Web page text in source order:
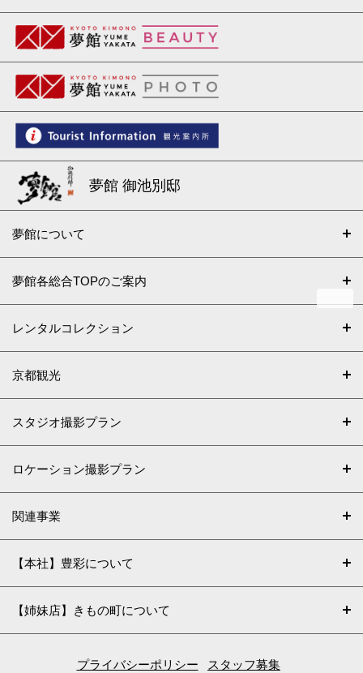
夢館 御池別邸
夢館について
夢館各総合TOPのご案内
レンタルコレクション
京都観光
スタジオ撮影プラン
ロケーション撮影プラン
関連事業
【本社】豊彩について
【姉妹店】きもの町について
プライバシーポリシー スタッフ募集